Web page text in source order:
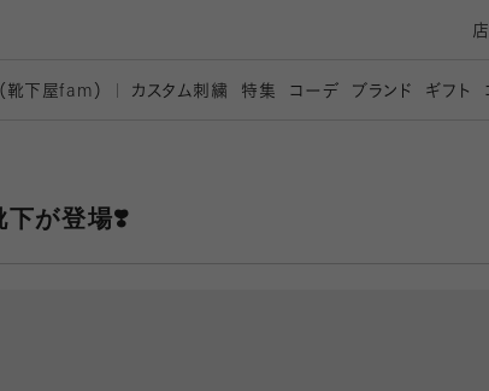
靴下屋fam） カスタム刺繍 特集 コーデ ブランド ギフト
下が登場❣️